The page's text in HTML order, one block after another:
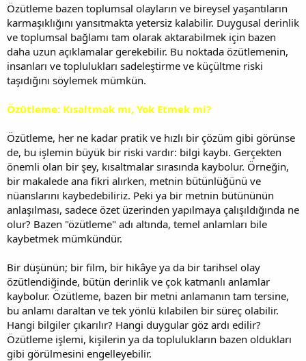
Özütleme bazen toplumsal olayların ve bireysel yaşantıların
karmaşıklığını yansıtmakta yetersiz kalabilir. Duygusal derinlik
ve toplumsal bağlamı tam olarak aktarabilmek için bazen
daha uzun açıklamalar gerekebilir. Bu noktada özütlemenin,
insanları ve toplulukları sadeleştirme ve küçültme riski
taşıdığını söylemek mümkün.
Özütleme: Kısaltmak mı, Yok Etmek mi?
Özütleme, her ne kadar pratik ve hızlı bir çözüm gibi görünse
de, bu işlemin büyük bir riski vardır: bilgi kaybı. Gerçekten
önemli olan bir şey, kısaltmalar sırasında kaybolur. Örneğin,
bir makalede ana fikri alırken, metnin bütünlüğünü ve
nüanslarını kaybedebiliriz. Peki ya bir metnin bütününün
anlaşılması, sadece özet üzerinden yapılmaya çalışıldığında ne
olur? Bazen "özütleme" adı altında, temel anlamları bile
kaybetmek mümkündür.
Bir düşünün; bir film, bir hikâye ya da bir tarihsel olay
özütlendiğinde, bütün derinlik ve çok katmanlı anlamlar
kaybolur. Özütleme, bazen bir metni anlamanın tam tersine,
bu anlamı daraltan ve tek yönlü kılabilen bir süreç olabilir.
Hangi bilgiler çıkarılır? Hangi duygular göz ardı edilir?
Özütleme işlemi, kişilerin ya da toplulukların bazen oldukları
gibi görülmesini engelleyebilir.